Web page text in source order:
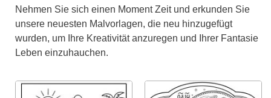
Nehmen Sie sich einen Moment Zeit und erkunden Sie
unsere neuesten Malvorlagen, die neu hinzugefügt
wurden, um Ihre Kreativität anzuregen und Ihrer Fantasie
Leben einzuhauchen.